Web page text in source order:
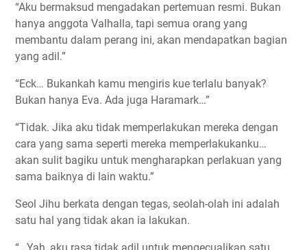
“Aku bermaksud mengadakan pertemuan resmi. Bukan
hanya anggota Valhalla, tapi semua orang yang
membantu dalam perang ini, akan mendapatkan bagian
yang adil.”
“Eck… Bukankah kamu mengiris kue terlalu banyak?
Bukan hanya Eva. Ada juga Haramark…”
“Tidak. Jika aku tidak memperlakukan mereka dengan
cara yang sama seperti mereka memperlakukanku…
akan sulit bagiku untuk mengharapkan perlakuan yang
sama baiknya di lain waktu.”
Seol Jihu berkata dengan tegas, seolah-olah ini adalah
satu hal yang tidak akan ia lakukan.